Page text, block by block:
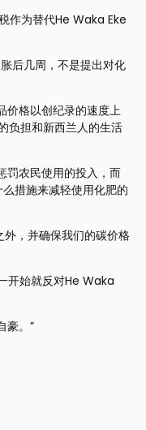
作为替代He Waka Eke
后几周，不是提出对化
价格以创纪录的速度上
负担和新西兰人的生活
罚农民使用的投入，而
措施来减轻使用化肥的
外，并确保我们的碳价格
开始就反对He Waka
豪。”